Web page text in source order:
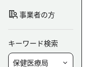
事業者の方
キーワード検索